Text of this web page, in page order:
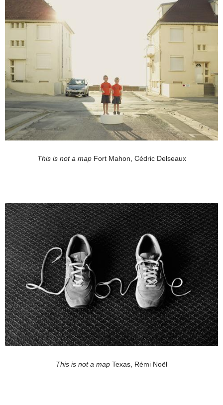
This is not a mapFort Mahon, Cédric Delseaux
This is not a map Texas, Rémi Noël